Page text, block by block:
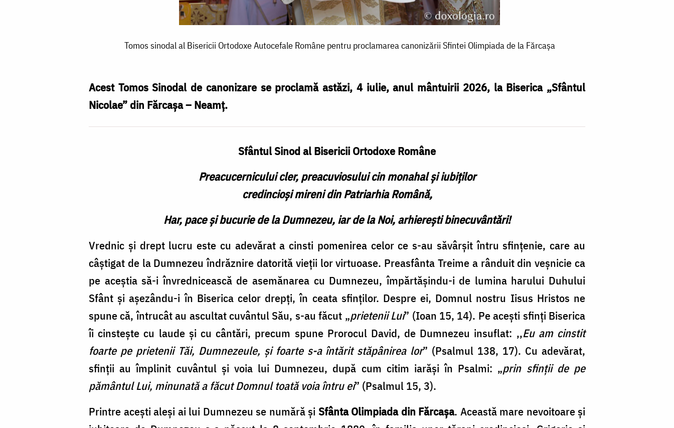
Tomos sinodal al Bisericii Ortodoxe Autocefale Române pentru proclamarea canonizării Sfintei Olimpiada de la Fărcașa
Acest Tomos Sinodal de canonizare se proclamă astăzi, 4 iulie, anul mântuirii 2026, la Biserica „Sfântul
Nicolae” din Fărcașa – Neamț.
Sfântul Sinod al Bisericii Ortodoxe Române
Preacucernicului cler, preacuviosului cin monahal și iubiților
credincioși mireni din Patriarhia Română,
Har, pace și bucurie de la Dumnezeu, iar de la Noi, arhierești binecuvântări!
Vrednic și drept lucru este cu adevărat a cinsti pomenirea celor ce s-au săvârșit întru sfințenie, care au
câștigat de la Dumnezeu îndrăznire datorită vieții lor virtuoase. Preasfânta Treime a rânduit din veșnicie ca
pe aceștia să-i învrednicească de asemănarea cu Dumnezeu, împărtășindu-i de lumina harului Duhului
Sfânt și așezându-i în Biserica celor drepți, în ceata sfinților. Despre ei, Domnul nostru Iisus Hristos ne
spune că, întrucât au ascultat cuvântul Său, s-au făcut „prietenii Lui” (Ioan 15, 14). Pe acești sfinți Biserica
îi cinstește cu laude și cu cântări, precum spune Prorocul David, de Dumnezeu insuflat: ,,Eu am cinstit
foarte pe prietenii Tăi, Dumnezeule, și foarte s-a întărit stăpânirea lor” (Psalmul 138, 17). Cu adevărat,
sfinții au împlinit cuvântul și voia lui Dumnezeu, după cum citim iarăși în Psalmi: „prin sfinții de pe
pământul Lui, minunată a făcut Domnul toată voia întru ei” (Psalmul 15, 3).
Printre acești aleși ai lui Dumnezeu se numără și Sfânta Olimpiada din Fărcașa. Această mare nevoitoare și